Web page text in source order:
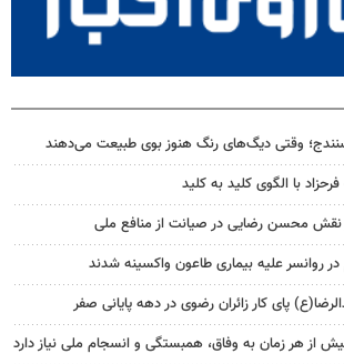
وقتی دیگ‌های رنگ هنوز بوی طبیعت می‌دهند
با الگوی کلید به ‌کلید
نقش محسن رضایی در صیانت از منافع ملی
پای کار زائران رضوی در دهه پایانی صفر
از هر زمان به وفاق، همبستگی و انسجام ملی نیاز دارد